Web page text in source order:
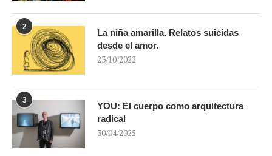
2
La niña amarilla. Relatos suicidas
desde el amor.
23/10/2022
3
YOU: El cuerpo como arquitectura
radical
30/04/2025